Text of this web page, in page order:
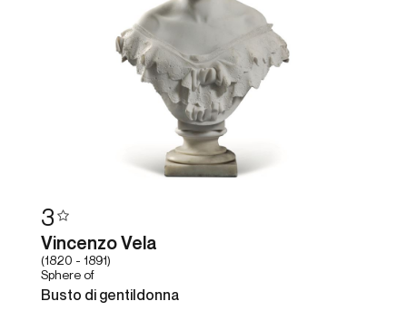
3
Vincenzo Vela
(1820 - 1891)
Sphere of
Busto di gentildonna